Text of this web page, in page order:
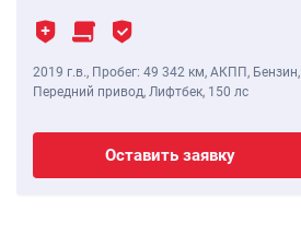
2019 г.в., Пробег: 49 342 км, АКПП, Бензин,
Передний привод, Лифтбек, 150 лс
Оставить заявку